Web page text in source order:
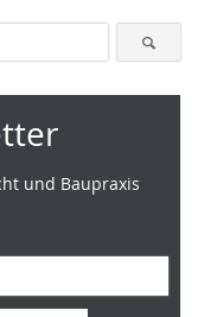
und Baupraxis